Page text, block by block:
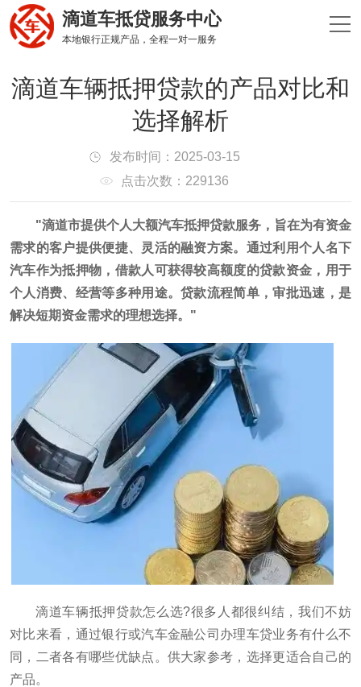
滴道车抵贷服务中心
本地银行正规产品，全程一对一服务
滴道车辆抵押贷款的产品对比和
选择解析
发布时间：2025-03-15
点击次数：229136
"滴道市提供个人大额汽车抵押贷款服务，旨在为有资金
需求的客户提供便捷、灵活的融资方案。通过利用个人名下
汽车作为抵押物，借款人可获得较高额度的贷款资金，用于
个人消费、经营等多种用途。贷款流程简单，审批迅速，是
解决短期资金需求的理想选择。"
滴道车辆抵押贷款怎么选?很多人都很纠结，我们不妨
对比来看，通过银行或汽车金融公司办理车贷业务有什么不
同，二者各有哪些优缺点。供大家参考，选择更适合自己的
产品。